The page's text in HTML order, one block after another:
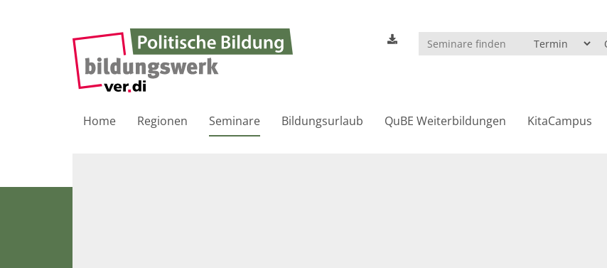
Home Regionen Seminare Bildungsurlaub QuBE Weiterbildungen KitaCampus